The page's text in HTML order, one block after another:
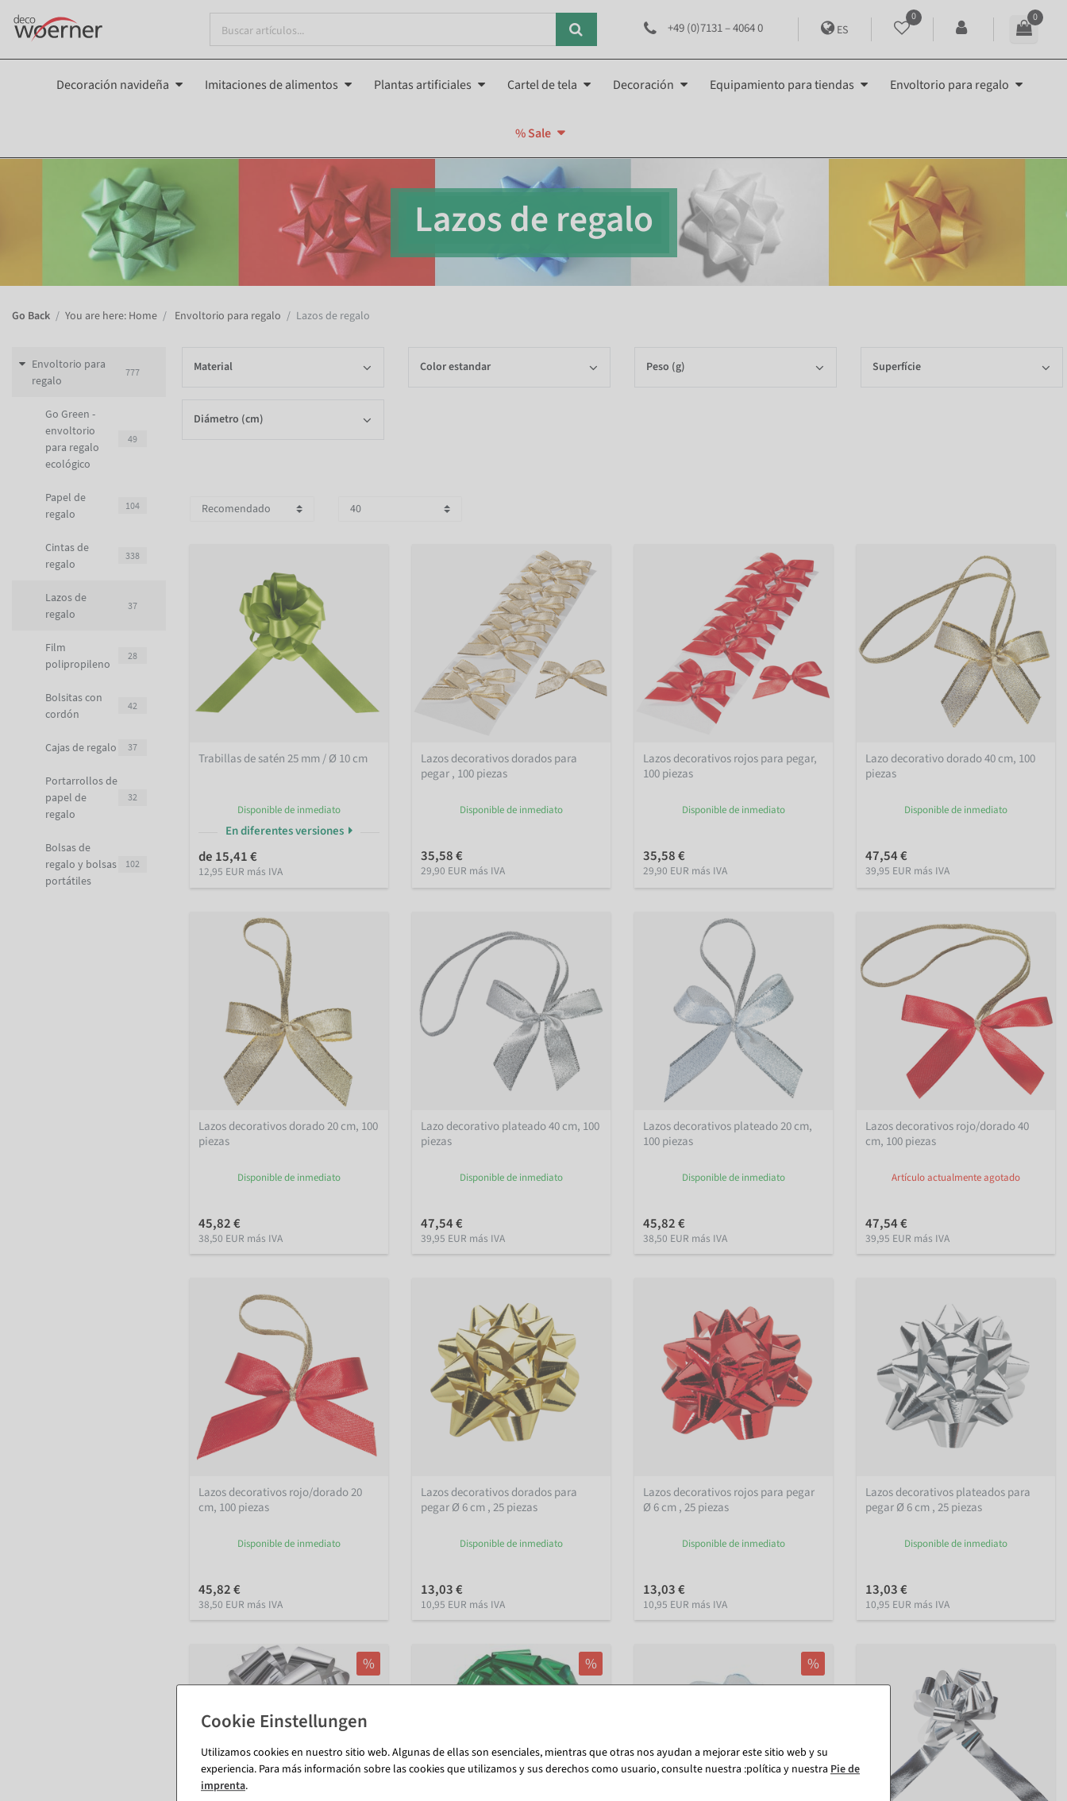
+49 (0)7131 – 4064 0 ES
0 0
Decoración navideña Imitaciones de alimentos Plantas artificiales Cartel de tela Decoración Equipamiento para tiendas Envoltorio para regalo
% Sale
Lazos de regalo
Go Back You are here: Home Envoltorio para regalo Lazos de regalo
Envoltorio para
regalo
777
Go Green -
envoltorio
para regalo
ecológico
49
Papel de
regalo
104
Cintas de
regalo
338
Lazos de
regalo
37
Film
polipropileno
28
Bolsitas con
cordón
42
Cajas de regalo 37
Portarrollos de
papel de
regalo
32
Bolsas de
regalo y bolsas
portátiles
102
Material Color estandar Peso (g) Superfície
Diámetro (cm)
Trabillas de satén 25 mm / Ø 10 cm
Disponible de inmediato
En diferentes versiones
de 15,41 €
12,95 EUR más IVA
Lazos decorativos dorados para
pegar , 100 piezas
Disponible de inmediato
35,58 €
29,90 EUR más IVA
Lazos decorativos rojos para pegar,
100 piezas
Disponible de inmediato
35,58 €
29,90 EUR más IVA
Lazo decorativo dorado 40 cm, 100
piezas
Disponible de inmediato
47,54 €
39,95 EUR más IVA
Lazos decorativos dorado 20 cm, 100
piezas
Disponible de inmediato
45,82 €
38,50 EUR más IVA
Lazo decorativo plateado 40 cm, 100
piezas
Disponible de inmediato
47,54 €
39,95 EUR más IVA
Lazos decorativos plateado 20 cm,
100 piezas
Disponible de inmediato
45,82 €
38,50 EUR más IVA
Lazos decorativos rojo/dorado 40
cm, 100 piezas
Artículo actualmente agotado
47,54 €
39,95 EUR más IVA
Lazos decorativos rojo/dorado 20
cm, 100 piezas
Disponible de inmediato
45,82 €
38,50 EUR más IVA
Lazos decorativos dorados para
pegar Ø 6 cm , 25 piezas
Disponible de inmediato
13,03 €
10,95 EUR más IVA
Lazos decorativos rojos para pegar
Ø 6 cm , 25 piezas
Disponible de inmediato
13,03 €
10,95 EUR más IVA
Lazos decorativos plateados para
pegar Ø 6 cm , 25 piezas
Disponible de inmediato
13,03 €
10,95 EUR más IVA
% % %
Utilizamos cookies en nuestro sitio web. Algunas de ellas son esenciales, mientras que otras nos ayudan a mejorar este sitio web y su
experiencia. Para más información sobre las cookies que utilizamos y sus derechos como usuario, consulte nuestra :política y nuestra Pie de
imprenta.